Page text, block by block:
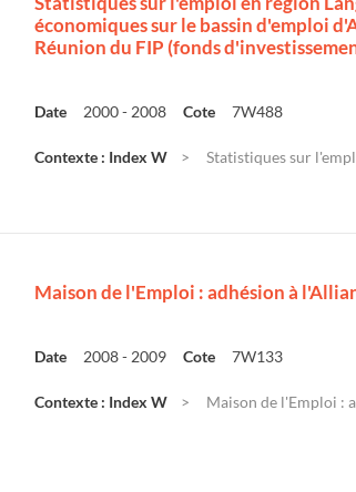
économiques sur le bassin d'emploi
Réunion du FIP (fonds
Date 2000 - 2008 Cote 7W488
Contexte : Index W Statistiques sur
Maison de l'Emploi : adhésion à
Date 2008 - 2009 Cote 7W133
Contexte : Index W Maison de l'Emploi :